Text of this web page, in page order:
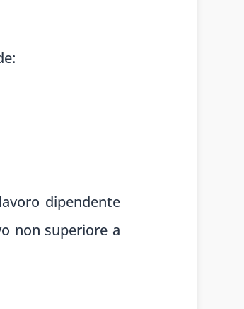
dipendente
non superiore a